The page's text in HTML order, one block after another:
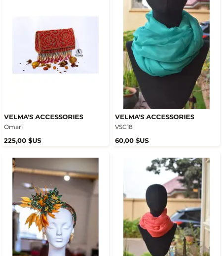
VELMA'S ACCESSORIES
Omari
225,00 $US
VELMA'S ACCESSORIES
VSC18
60,00 $US